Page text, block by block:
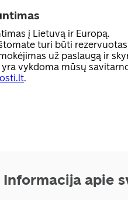
į Lietuvą ir Europą.
turi būti
už paslaugą ir
yra vykdoma mūsų
.
Informacija apie